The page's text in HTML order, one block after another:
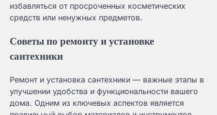
избавляться от просроченных косметических
средств или ненужных предметов.
Советы по ремонту и установке
сантехники
Ремонт и установка сантехники — важные этапы в
улучшении удобства и функциональности вашего
дома. Одним из ключевых аспектов является